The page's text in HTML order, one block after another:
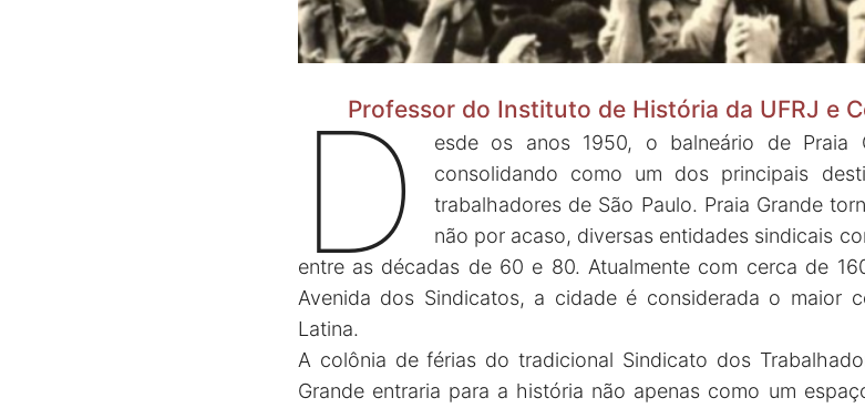
Professor do Instituto de História da UFRJ e
D
esde os anos 1950, o balneário de Praia
consolidando como um dos principais
trabalhadores de São Paulo. Praia Grande
não por acaso, diversas entidades sindicais
entre as décadas de 60 e 80. Atualmente com cerca de
Avenida dos Sindicatos, a cidade é considerada o maior
Latina.
A colônia de férias do tradicional Sindicato dos
Grande entraria para a história não apenas como um